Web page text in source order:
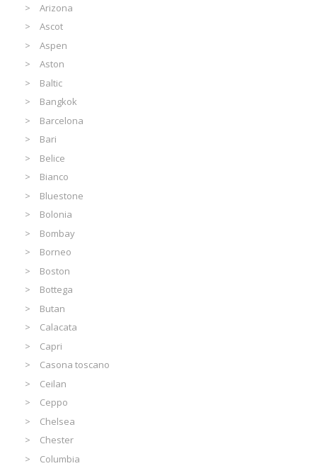
Arizona
Ascot
Aspen
Aston
Baltic
Bangkok
Barcelona
Bari
Belice
Bianco
Bluestone
Bolonia
Bombay
Borneo
Boston
Bottega
Butan
Calacata
Capri
Casona toscano
Ceilan
Ceppo
Chelsea
Chester
Columbia